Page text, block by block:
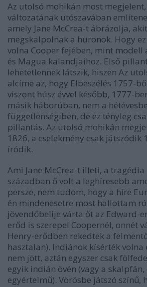
Az utolsó mohikán most
változatának utószavában
amely Jane McCrea-t ábrázolja,
megskalpolnak a huronok. Hogy
volna Cooper fejében, mint
és Magua kalandjaihoz. Első
lehetetlennek látszik, hiszen Az
alcíme az, hogy Elbeszélés 1757-
viszont húsz évvel később, 1777-
másik háborúban, nem a
függetlenségiben, de ez tényleg
pillantás. Az utolsó mohikán
1826, a cselekmény csak játszódik
íródik.
Ami Jane McCrea-t illeti, a
században ő volt a leghíresebb
persze, nem tudom, hogy a híre
én mindenesetre most hallottam
jövendőbelije várta őt az Edward-
erőd is szerepel Coopernél, onnét
Henry-erődben rekedtek a
hasztalan). Indiánok kísérték volna
nem jött, aztán egyszer csak
egyik indián övén (vagy a skalpfán,
egyértelmű). Vörösbe játszó színű,